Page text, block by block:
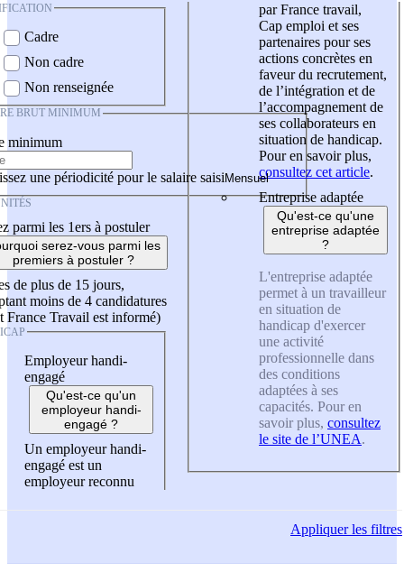
Cadre
Non cadre
Non renseignée
BRUT MINIMUM
minimum
une périodicité pour le salaire saisi
parmi les 1ers à postuler
serez-vous parmi les
premiers à postuler ?
de plus de 15 jours,
moins de 4 candidatures
France Travail est informé)
Employeur handi-
engagé
Qu'est-ce qu'un
employeur handi-
engagé ?
Un employeur handi-
engagé est un
employeur reconnu
par France travail,
Cap emploi et ses
partenaires pour ses
actions concrètes en
faveur du recrutement,
de l’intégration et de
l’accompagnement de
ses collaborateurs en
situation de handicap.
Pour en savoir plus,
consultez cet article.
Entreprise adaptée
Qu'est-ce qu'une
entreprise adaptée
?
L'entreprise adaptée
permet à un travailleur
en situation de
handicap d'exercer
une activité
professionnelle dans
des conditions
adaptées à ses
capacités. Pour en
savoir plus, consultez
le site de l’UNEA.
Appliquerles filtres